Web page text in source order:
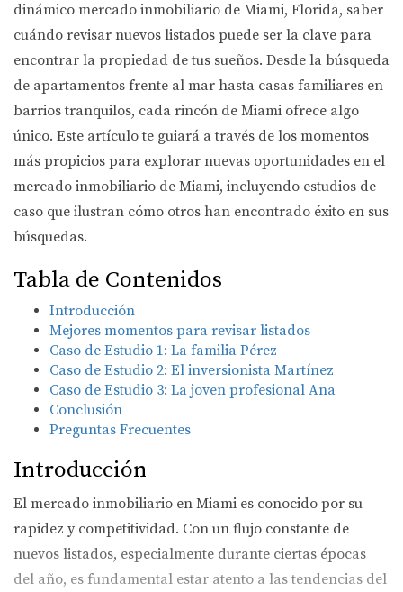
dinámico mercado inmobiliario de Miami, Florida, saber
cuándo revisar nuevos listados puede ser la clave para
encontrar la propiedad de tus sueños. Desde la búsqueda
de apartamentos frente al mar hasta casas familiares en
barrios tranquilos, cada rincón de Miami ofrece algo
único. Este artículo te guiará a través de los momentos
más propicios para explorar nuevas oportunidades en el
mercado inmobiliario de Miami, incluyendo estudios de
caso que ilustran cómo otros han encontrado éxito en sus
búsquedas.
Tabla de Contenidos
Introducción
Mejores momentos para revisar listados
Caso de Estudio 1: La familia Pérez
Caso de Estudio 2: El inversionista Martínez
Caso de Estudio 3: La joven profesional Ana
Conclusión
Preguntas Frecuentes
Introducción
El mercado inmobiliario en Miami es conocido por su
rapidez y competitividad. Con un flujo constante de
nuevos listados, especialmente durante ciertas épocas
del año, es fundamental estar atento a las tendencias del